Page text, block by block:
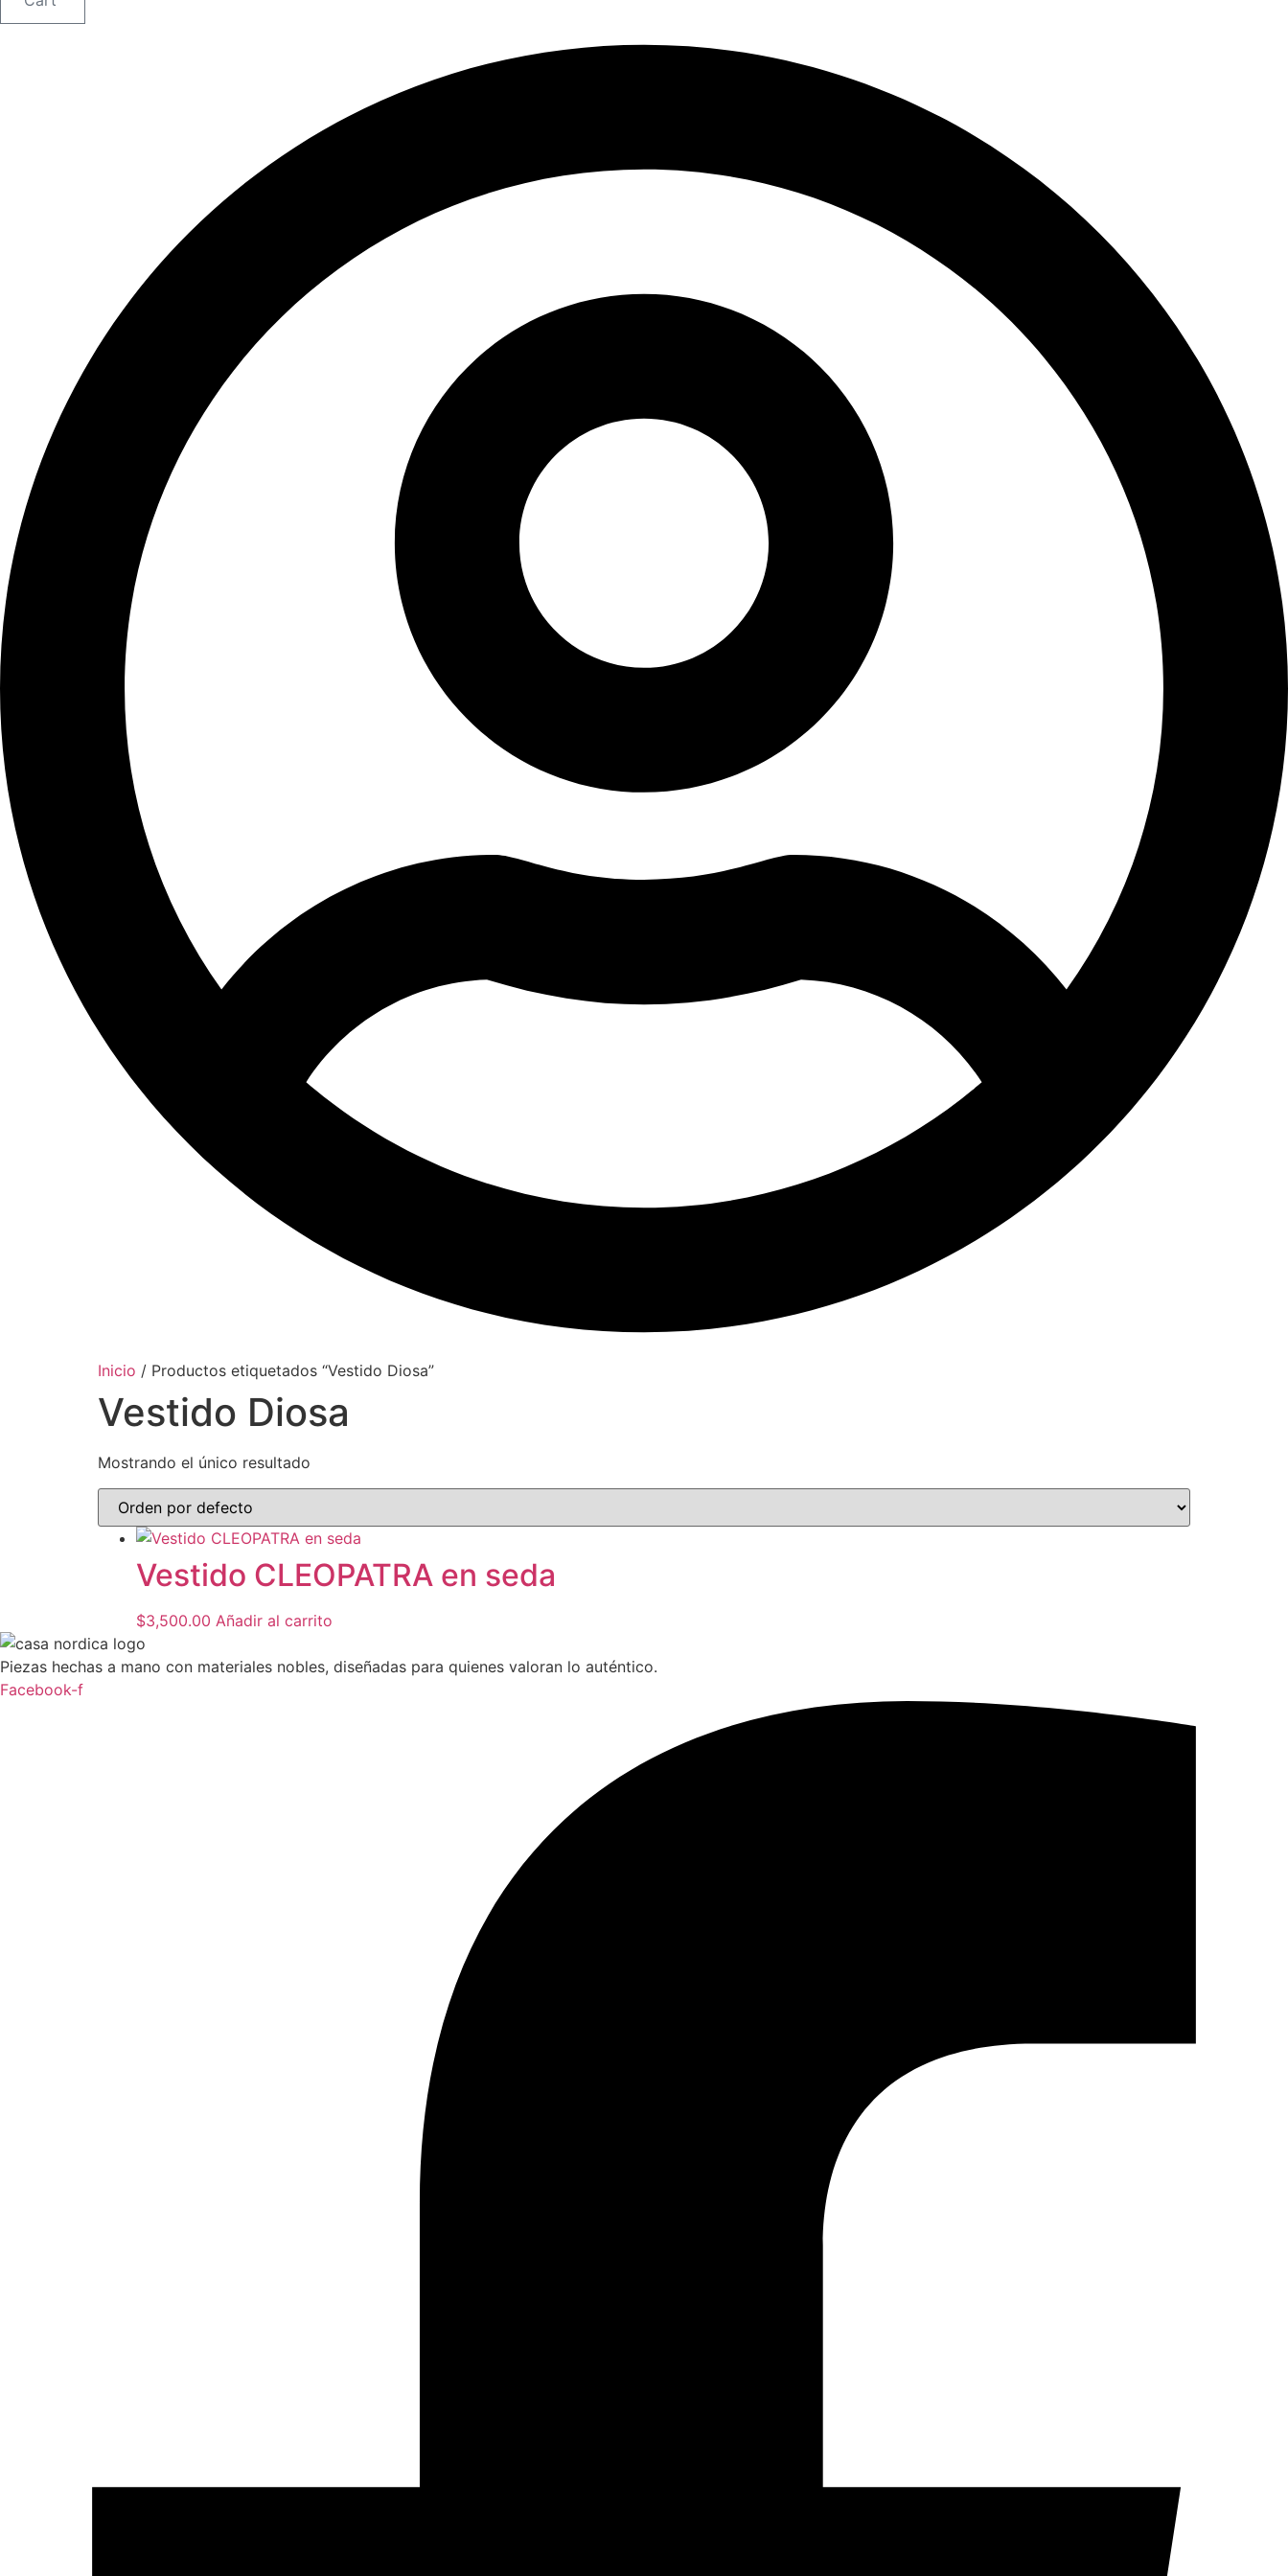
Inicio / Productos etiquetados “Vestido Diosa”
Vestido Diosa
Mostrando el único resultado
Vestido CLEOPATRA en seda
$3,500.00 Añadir al carrito
Piezas hechas a mano con materiales nobles, diseñadas para quienes valoran lo auténtico.
Facebook-f